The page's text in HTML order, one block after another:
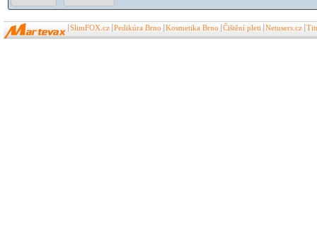
SlimFOX.cz Pedikúra Brno Kosmetika Brno Čištění pleti Netusers.cz